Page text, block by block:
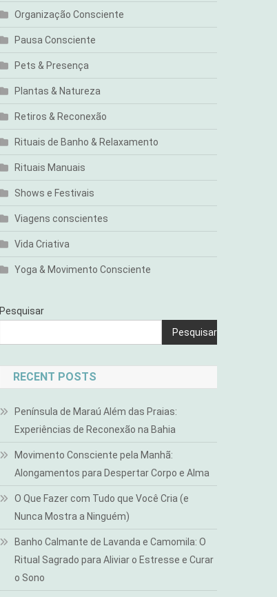
Organização Consciente
Pausa Consciente
Pets & Presença
Plantas & Natureza
Retiros & Reconexão
Rituais de Banho & Relaxamento
Rituais Manuais
Shows e Festivais
Viagens conscientes
Vida Criativa
Yoga & Movimento Consciente
Pesquisar
Pesquisar
RECENT POSTS
Península de Maraú Além das Praias:
Experiências de Reconexão na Bahia
Movimento Consciente pela Manhã:
Alongamentos para Despertar Corpo e Alma
O Que Fazer com Tudo que Você Cria (e
Nunca Mostra a Ninguém)
Banho Calmante de Lavanda e Camomila: O
Ritual Sagrado para Aliviar o Estresse e Curar
o Sono